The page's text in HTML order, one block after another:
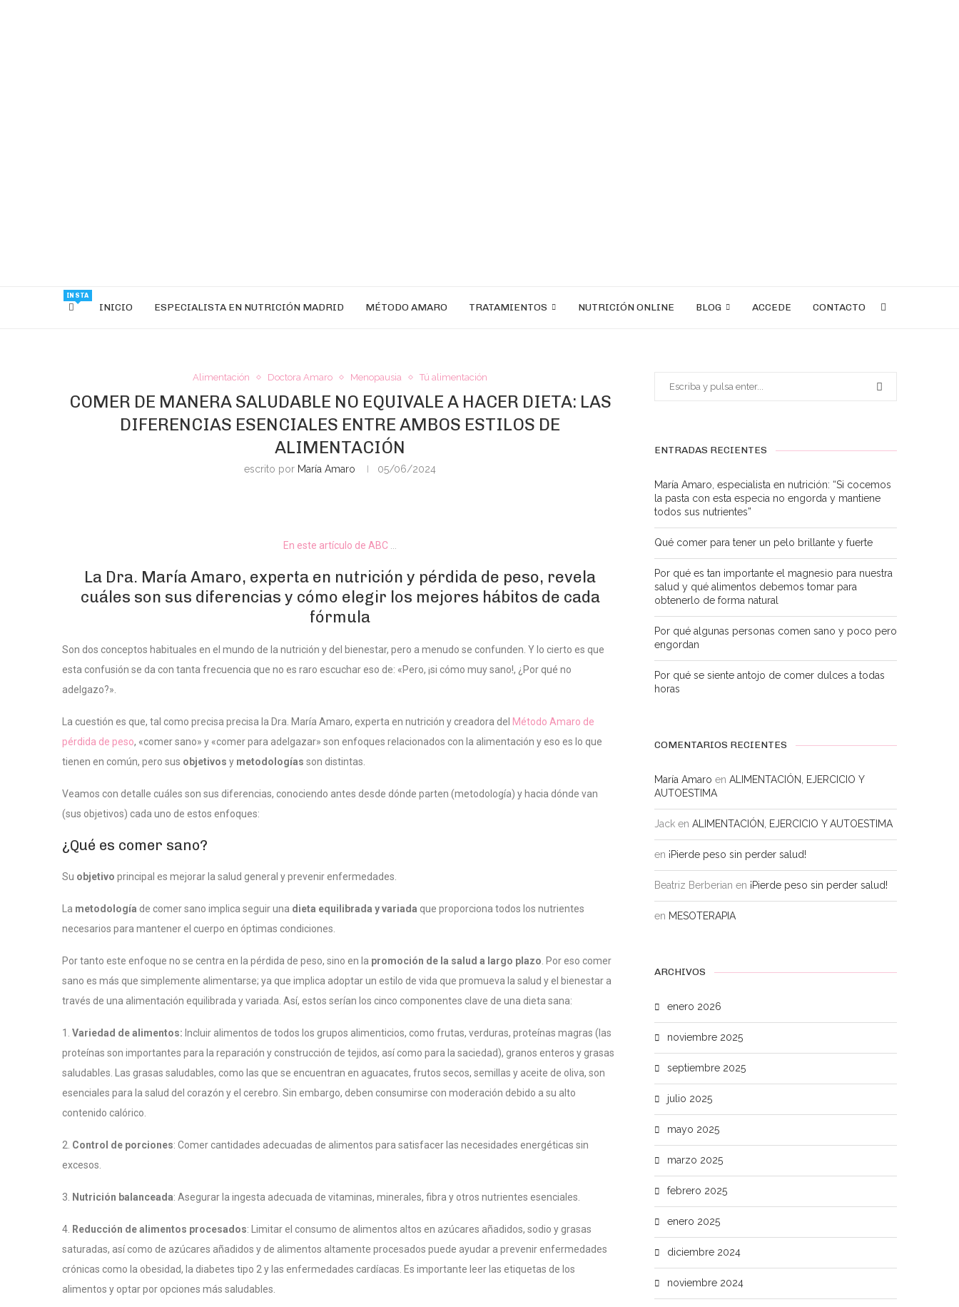
INSTA
INICIO ESPECIALISTA EN NUTRICIÓN MADRID MÉTODO AMARO TRATAMIENTOS NUTRICIÓN ONLINE BLOG ACCEDE CONTACTO
Alimentación Doctora Amaro Menopausia Tú alimentación
COMER DE MANERA SALUDABLE NO EQUIVALE A HACER DIETA: LAS
DIFERENCIAS ESENCIALES ENTRE AMBOS ESTILOS DE
ALIMENTACIÓN
escrito por María Amaro 05/06/2024
En este artículo de ABC
La Dra. María Amaro, experta en nutrición y pérdida de peso, revela
cuáles son sus diferencias y cómo elegir los mejores hábitos de cada
fórmula
Son dos conceptos habituales en el mundo de la nutrición y del bienestar, pero a menudo se confunden. Y lo cierto es que
esta confusión se da con tanta frecuencia que no es raro escuchar eso de: «Pero, ¡si cómo muy sano!, ¿Por qué no
adelgazo?».
La cuestión es que, tal como precisa precisa la Dra. María Amaro, experta en nutrición y creadora del Método Amaro de
pérdida de peso, «comer sano» y «comer para adelgazar» son enfoques relacionados con la alimentación y eso es lo que
tienen en común, pero sus objetivos y metodologías son distintas.
Veamos con detalle cuáles son sus diferencias, conociendo antes desde dónde parten (metodología) y hacia dónde van
(sus objetivos) cada uno de estos enfoques:
¿Qué es comer sano?
Su objetivo principal es mejorar la salud general y prevenir enfermedades.
La metodología de comer sano implica seguir una dieta equilibrada y variada que proporciona todos los nutrientes
necesarios para mantener el cuerpo en óptimas condiciones.
Por tanto este enfoque no se centra en la pérdida de peso, sino en la promoción de la salud a largo plazo . Por eso comer
sano es más que simplemente alimentarse; ya que implica adoptar un estilo de vida que promueva la salud y el bienestar a
través de una alimentación equilibrada y variada. Así, estos serían los cinco componentes clave de una dieta sana:
1. Variedad de alimentos: Incluir alimentos de todos los grupos alimenticios, como frutas, verduras, proteínas magras (las
proteínas son importantes para la reparación y construcción de tejidos, así como para la saciedad), granos enteros y grasas
saludables. Las grasas saludables, como las que se encuentran en aguacates, frutos secos, semillas y aceite de oliva, son
esenciales para la salud del corazón y el cerebro. Sin embargo, deben consumirse con moderación debido a su alto
contenido calórico.
2. Control de porciones: Comer cantidades adecuadas de alimentos para satisfacer las necesidades energéticas sin
excesos.
3. Nutrición balanceada: Asegurar la ingesta adecuada de vitaminas, minerales, fibra y otros nutrientes esenciales.
4. Reducción de alimentos procesados: Limitar el consumo de alimentos altos en azúcares añadidos, sodio y grasas
saturadas, así como de azúcares añadidos y de alimentos altamente procesados puede ayudar a prevenir enfermedades
crónicas como la obesidad, la diabetes tipo 2 y las enfermedades cardíacas. Es importante leer las etiquetas de los
alimentos y optar por opciones más saludables.
ENTRADAS RECIENTES
María Amaro, especialista en nutrición: “Si cocemos
la pasta con esta especia no engorda y mantiene
todos sus nutrientes”
Qué comer para tener un pelo brillante y fuerte
Por qué es tan importante el magnesio para nuestra
salud y qué alimentos debemos tomar para
obtenerlo de forma natural
Por qué algunas personas comen sano y poco pero
engordan
Por qué se siente antojo de comer dulces a todas
horas
COMENTARIOS RECIENTES
María Amaro en ALIMENTACIÓN, EJERCICIO Y
AUTOESTIMA
Jack en ALIMENTACIÓN, EJERCICIO Y AUTOESTIMA
en ¡Pierde peso sin perder salud!
Beatriz Berberian en ¡Pierde peso sin perder salud!
en MESOTERAPIA
ARCHIVOS
enero 2026
noviembre 2025
septiembre 2025
julio 2025
mayo 2025
marzo 2025
febrero 2025
enero 2025
diciembre 2024
noviembre 2024